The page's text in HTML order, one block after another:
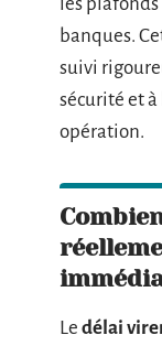
banques.
suivi
sécurité et
opération.
Le délai